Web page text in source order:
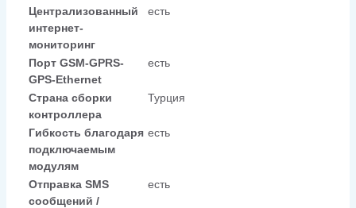
Централизованный
интернет-
мониторинг
есть
Порт GSM-GPRS-
GPS-Ethernet
есть
Страна сборки
контроллера
Турция
Гибкость благодаря
подключаемым
модулям
есть
Отправка SMS
сообщений /
есть